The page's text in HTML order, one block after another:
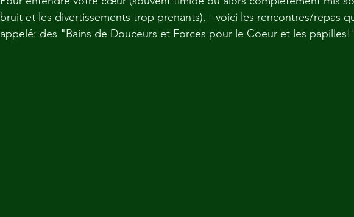
bruit et les divertissements trop prenants), - voici les rencontres/repas
appelé: des "Bains de Douceurs et Forces pour le Coeur et les